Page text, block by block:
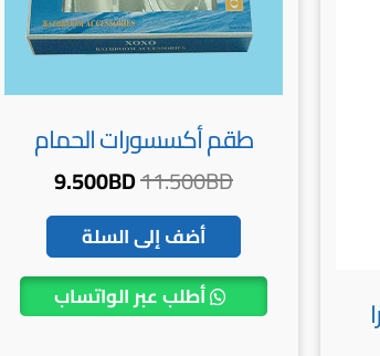
طقم أكسسورات الحمام
11.500BD
9.500BD
أضف إلى السلة
أطلب عبر الواتساب